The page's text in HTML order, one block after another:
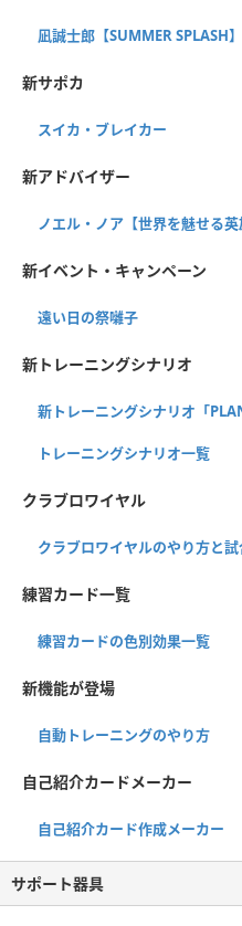
凪誠士郎【SUMMER SPLASH】
新サポカ
スイカ・ブレイカー
新アドバイザー
ノエル・ノア【世界を魅せる英
新イベント・キャンペーン
遠い日の祭囃子
新トレーニングシナリオ
新トレーニングシナリオ「
トレーニングシナリオ一覧
クラブロワイヤル
クラブロワイヤルのやり方と
練習カード一覧
練習カードの色別効果一覧
新機能が登場
自動トレーニングのやり方
自己紹介カードメーカー
自己紹介カード作成メーカー
サポート器具